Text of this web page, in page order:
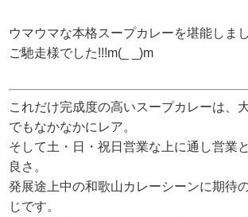
ウマウマな本格スープカレーを堪能しま
ご馳走様でした!!!m(_ _)m
これだけ完成度の高いスープカレーは、
でもなかなかにレア。
そして土・日・祝日営業な上に通し営業
良さ。
発展途上中の和歌山カレーシーンに期待
じです。